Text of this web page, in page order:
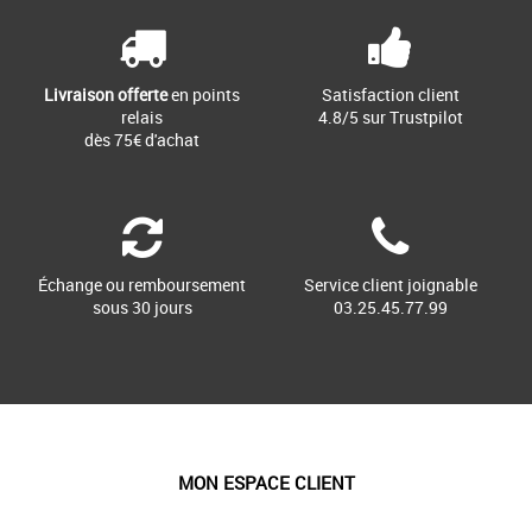
Livraison offerteen points
relais
dès 75€ d'achat
Satisfaction client
4.8/5 sur Trustpilot
Échange ou remboursement
sous 30 jours
Service client joignable
03.25.45.77.99
MON ESPACE CLIENT